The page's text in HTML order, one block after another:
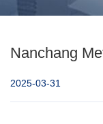
Nanchang
2025-03-31